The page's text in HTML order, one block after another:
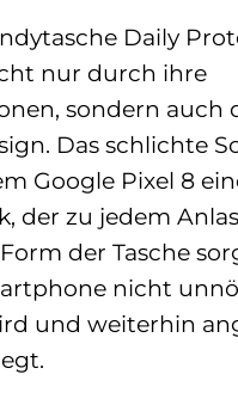
Daily
nur durch ihre
sondern auch
Das schlichte
Google Pixel 8
der zu jedem
der Tasche
nicht
und weiterhin